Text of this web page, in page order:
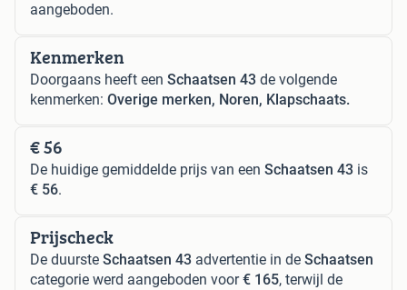
aangeboden.
Kenmerken
Doorgaans heeft een Schaatsen 43 de volgende
kenmerken: Overige merken, Noren, Klapschaats.
€ 56
De huidige gemiddelde prijs van een Schaatsen 43 is
€ 56.
Prijscheck
De duurste Schaatsen 43 advertentie in de Schaatsen
categorie werd aangeboden voor€ 165, terwijl de